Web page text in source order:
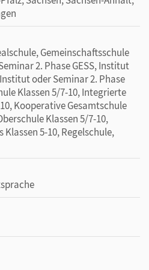
Gemeinschaftsschule
2. Phase GESS, Institut
oder Seminar 2. Phase
Klassen 5/7-10, Integrierte
Kooperative Gesamtschule
Klassen 5/7-10,
Klassen 5-10, Regelschule,